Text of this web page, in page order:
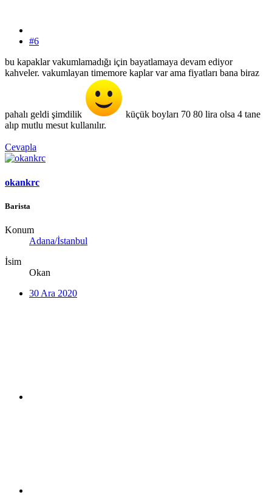
#6
bu kapaklar vakumlamadığı için bayatlamaya devam ediyor
kahveler. vakumlayan timemore kaplar var ama fiyatları bana biraz
pahalı geldi şimdilik
küçük boyları 70 80 lira olsa 4 tane
alıp mutlu mesut kullanılır.
Cevapla
okankrc
Barista
Konum
Adana/İstanbul
İsim
Okan
30 Ara 2020